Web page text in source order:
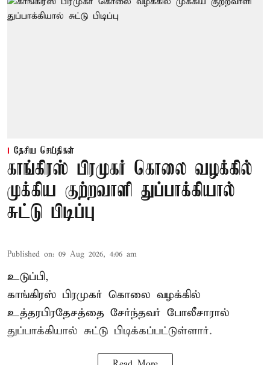
தேசிய செய்திகள்
காங்கிரஸ் பிரமுகர் கொலை வழக்கில்
முக்கிய குற்றவாளி துப்பாக்கியால்
சுட்டு பிடிப்பு
Published on: 09 Aug 2026, 4:06 am
உடுப்பி,
காங்கிரஸ் பிரமுகர் கொலை வழக்கில்
உத்தரபிரதேசத்தை சேர்ந்தவர் போலீசாரால்
துப்பாக்கியால் சுட்டு பிடிக்கப்பட்டுள்ளார்.